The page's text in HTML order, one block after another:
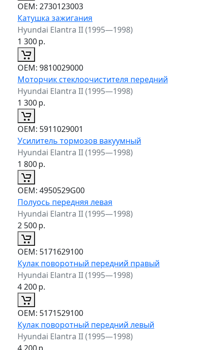
ОЕМ: 2730123003
Катушка зажигания
Hyundai Elantra II (1995—1998)
1 300р.
ОЕМ: 9810029000
Моторчик стеклоочистителя передний
Hyundai Elantra II (1995—1998)
1 300р.
ОЕМ: 5911029001
Усилитель тормозов вакуумный
Hyundai Elantra II (1995—1998)
1 800р.
ОЕМ: 4950529G00
Полуось передняя левая
Hyundai Elantra II (1995—1998)
2 500р.
ОЕМ: 5171629100
Кулак поворотный передний правый
Hyundai Elantra II (1995—1998)
4 200р.
ОЕМ: 5171529100
Кулак поворотный передний левый
Hyundai Elantra II (1995—1998)